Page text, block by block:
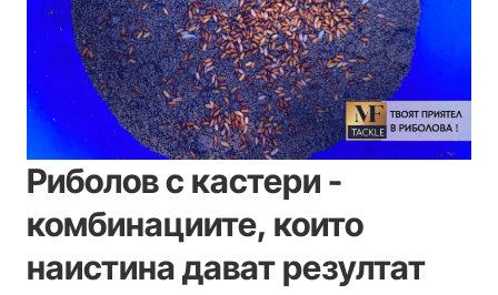
Риболов с кастери -
комбинациите, които
наистина дават резултат